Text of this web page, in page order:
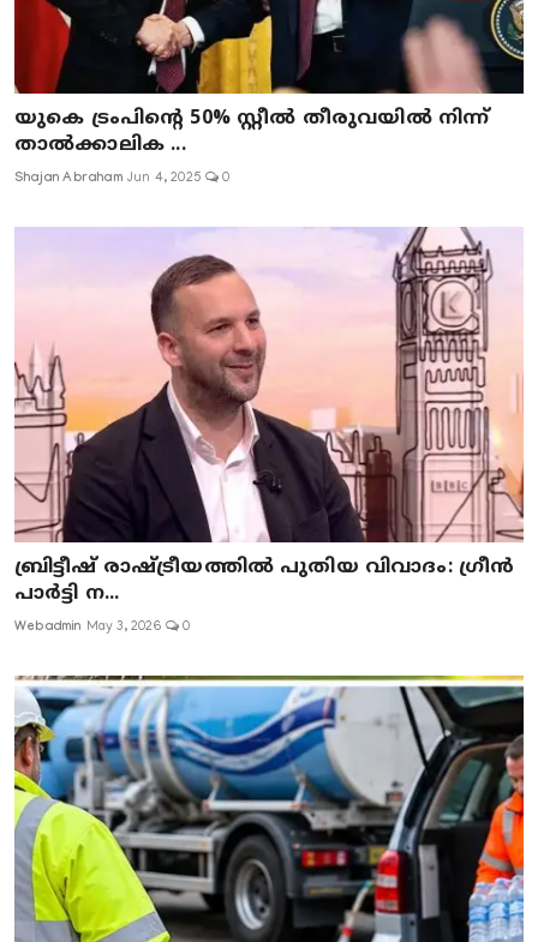
യുകെ ട്രംപിന്റെ 50% സ്റ്റീൽ തീരുവയിൽ നിന്ന്
താൽക്കാലിക ...
Shajan Abraham Jun 4, 2025 0
ബ്രിട്ടീഷ് രാഷ്ട്രീയത്തിൽ പുതിയ വിവാദം: ഗ്രീൻ
പാർട്ടി ന...
Webadmin May 3, 2026 0